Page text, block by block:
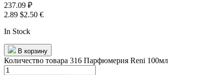
237.09 ₽
2.89 $2.50 €
In Stock
В корзину
Количество товара 316 Парфюмерия Reni 100мл